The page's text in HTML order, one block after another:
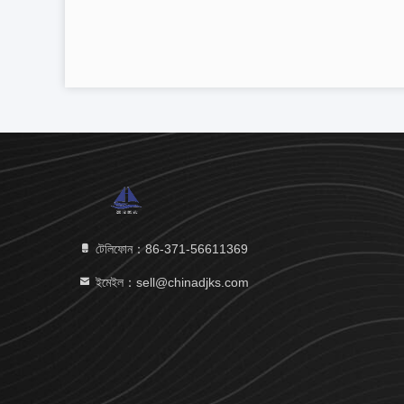
টেলিফোন：86-371-56611369
ইমেইল：sell@chinadjks.com